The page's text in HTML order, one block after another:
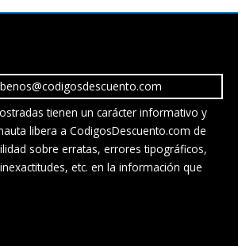
tienen un carácter informativo y
libera a CodigosDescuento.com de
sobre erratas, errores tipográficos,
etc. en la información que